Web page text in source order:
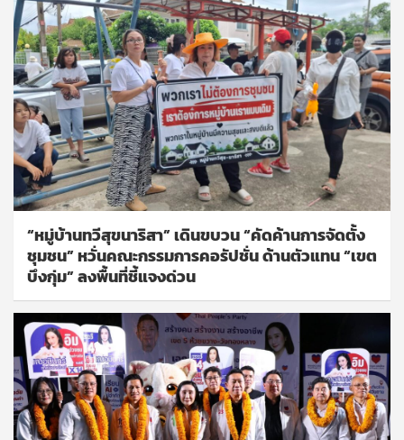
“หมู่บ้านทวีสุขนาริสา” เดินขบวน “คัดค้านการจัดตั้ง
ชุมชน” หวั่นคณะกรรมการคอรัปชั่น ด้านตัวแทน “เขต
บึงกุ่ม” ลงพื้นที่ชี้แจงด่วน